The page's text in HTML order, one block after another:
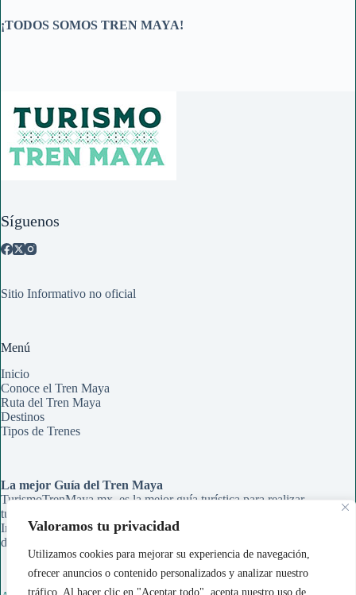
Valoramos tu privacidad
Utilizamos cookies para mejorar su experiencia de navegación,
ofrecer anuncios o contenido personalizados y analizar nuestro
tráfico. Al hacer clic en "Aceptar todo", acepta nuestro uso de
¡TODOS SOMOS TREN MAYA!
Síguenos
Sitio Informativo no oficial
Menú
Inicio
Conoce el Tren Maya
Ruta del Tren Maya
Destinos
Tipos de Trenes
La mejor Guía del Tren Maya
TurismoTrenMaya.mx, es la mejor guía turística para realizar
tu recorrido en el Tren Maya. Aqui encontrarás Rutas,
Información de Estaciones y Paraderos, Guías de Información
de cada ciudad y Tips para organizar tu viaje.